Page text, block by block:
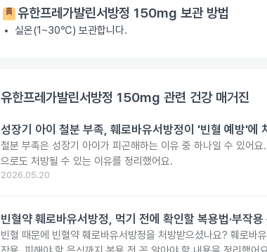
유한프레가발린서방정 150mg 보관 방법
실온(1~30℃) 보관합니다.
유한프레가발린서방정 150mg 관련 건강 매거진
성장기 아이 철분 부족, 훼로바유서방정이 '빈혈 예방'에
철분 부족은 성장기 아이가 피곤해하는 이유 중 하나일 수 있어
으로도 처방될 수 있는 이유를 정리했어요.
2026.05.20
빈혈약 훼로바유서방정, 먹기 전에 확인할 복용법·부작용
빈혈 때문에 빈혈약 훼로바유서방정을 처방받으셨나요? 훼로바